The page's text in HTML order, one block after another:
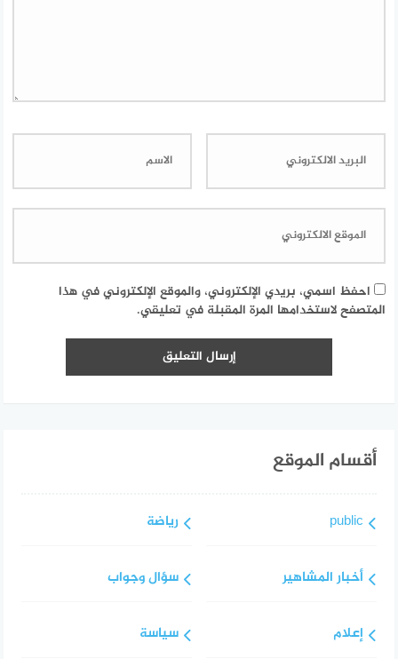
احفظ اسمي، بريدي الإلكتروني، والموقع الإلكتروني في هذا
المتصفح لاستخدامها المرة المقبلة في تعليقي.
أقسام الموقع
public
أخبار المشاهير
إعلام
رياضة
سؤال وجواب
سياسة